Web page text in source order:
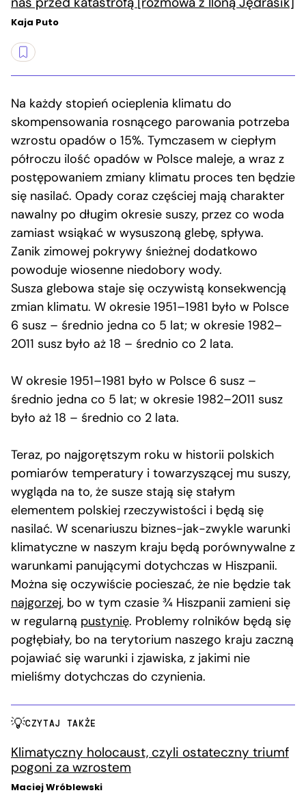
Kaja Puto
Na każdy stopień ocieplenia klimatu do
skompensowania rosnącego parowania potrzeba
wzrostu opadów o 15%. Tymczasem w ciepłym
półroczu ilość opadów w Polsce maleje, a wraz z
postępowaniem zmiany klimatu proces ten będzie
się nasilać. Opady coraz częściej mają charakter
nawalny po długim okresie suszy, przez co woda
zamiast wsiąkać w wysuszoną glebę, spływa.
Zanik zimowej pokrywy śnieżnej dodatkowo
powoduje wiosenne niedobory wody.
Susza glebowa staje się oczywistą konsekwencją
zmian klimatu. W okresie 1951–1981 było w Polsce
6 susz – średnio jedna co 5 lat; w okresie 1982–
2011 susz było aż 18 – średnio co 2 lata.
W okresie 1951–1981 było w Polsce 6 susz –
średnio jedna co 5 lat; w okresie 1982–2011 susz
było aż 18 – średnio co 2 lata.
Teraz, po najgorętszym roku w historii polskich
pomiarów temperatury i towarzyszącej mu suszy,
wygląda na to, że susze stają się stałym
elementem polskiej rzeczywistości i będą się
nasilać. W scenariuszu biznes-jak-zwykle warunki
klimatyczne w naszym kraju będą porównywalne z
warunkami panującymi dotychczas w Hiszpanii.
Można się oczywiście pocieszać, że nie będzie tak
najgorzej, bo w tym czasie ¾ Hiszpanii zamieni się
w regularną pustynię. Problemy rolników będą się
pogłębiały, bo na terytorium naszego kraju zaczną
pojawiać się warunki i zjawiska, z jakimi nie
mieliśmy dotychczas do czynienia.
CZYTAJ TAKŻE
Klimatyczny holocaust, czyli ostateczny triumf
pogoni za wzrostem
Maciej Wróblewski